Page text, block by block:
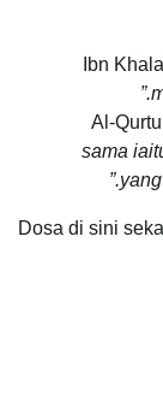
Ibn
Al-
sama
Dosa di sini